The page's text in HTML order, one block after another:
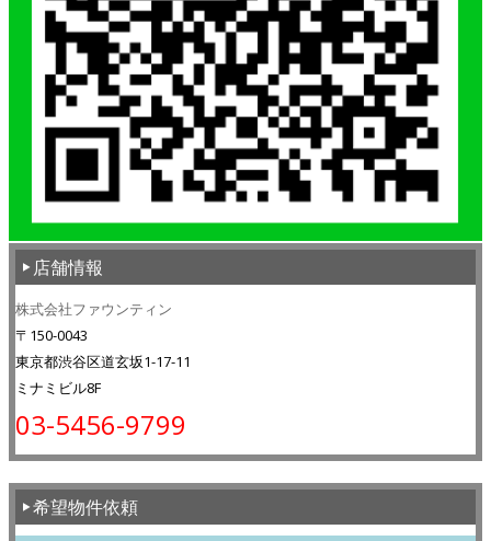
店舗情報
株式会社ファウンティン
〒150-0043
東京都渋谷区道玄坂1-17-11
ミナミビル8F
03-5456-9799
希望物件依頼